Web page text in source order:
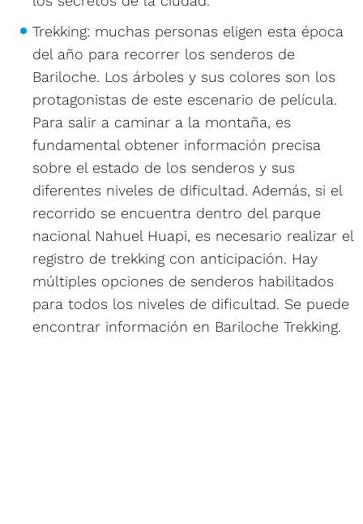
Trekking: muchas personas eligen esta época
del año para recorrer los senderos de
Bariloche. Los árboles y sus colores son los
protagonistas de este escenario de película.
Para salir a caminar a la montaña, es
fundamental obtener información precisa
sobre el estado de los senderos y sus
diferentes niveles de dificultad. Además, si el
recorrido se encuentra dentro del parque
nacional Nahuel Huapi, es necesario realizar el
registro de trekking con anticipación. Hay
múltiples opciones de senderos habilitados
para todos los niveles de dificultad. Se puede
encontrar información en Bariloche Trekking.